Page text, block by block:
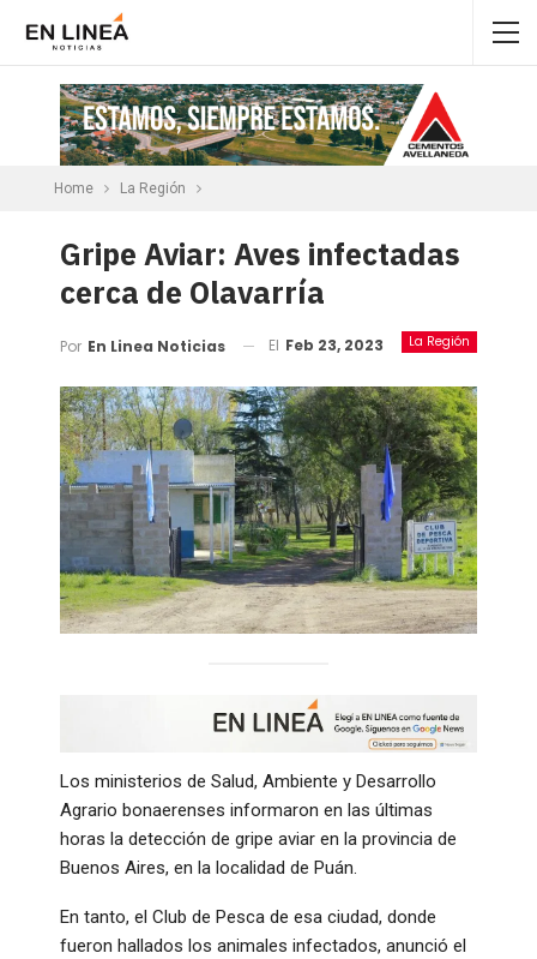
Home La Región
Gripe Aviar: Aves infectadas
cerca de Olavarría
La Región
Por En Linea Noticias El Feb 23, 2023
Los ministerios de Salud, Ambiente y Desarrollo
Agrario bonaerenses informaron en las últimas
horas la detección de gripe aviar en la provincia de
Buenos Aires, en la localidad de Puán.
En tanto, el Club de Pesca de esa ciudad, donde
fueron hallados los animales infectados, anunció el